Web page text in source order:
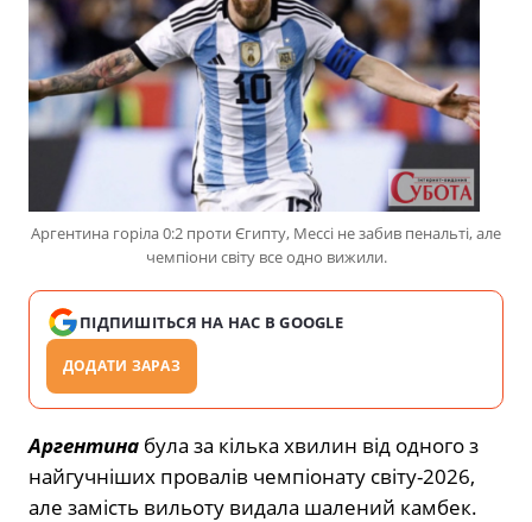
Аргентина горіла 0:2 проти Єгипту, Мессі не забив пенальті, але
чемпіони світу все одно вижили.
ПІДПИШІТЬСЯ НА НАС В GOOGLE
ДОДАТИ ЗАРАЗ
Аргентина була за кілька хвилин від одного з
найгучніших провалів чемпіонату світу-2026,
але замість вильоту видала шалений камбек.